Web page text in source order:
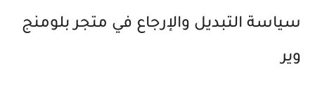
سياسة التبديل والإرجاع في متجر بلومنج
وير